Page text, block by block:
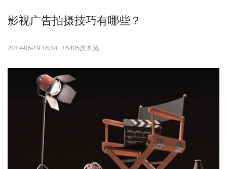
影视广告拍摄技巧有哪些？
2019-06-19 18:14 16405次浏览